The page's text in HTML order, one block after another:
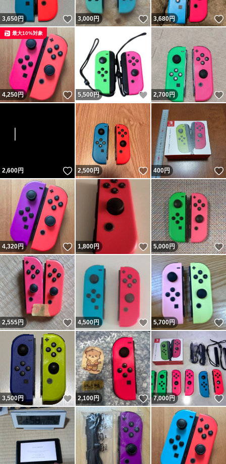
3,650円 いいね！
3,000円 いいね！
3,680円
4,250円 いいね！
最大10%対象
5,500 円 いいね！
2,700円
2,600円 いいね！
2,500円 いいね！
400円
4,320円 いいね！
1,800円 いいね！
5,000円
2,555円 いいね！
4,500円 いいね！
5,700円
3,500円 いいね！
2,100円 いいね！
7,000円